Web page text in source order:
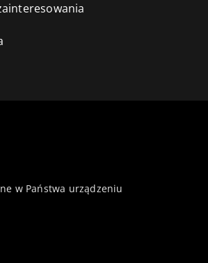
w Państwa urządzeniu